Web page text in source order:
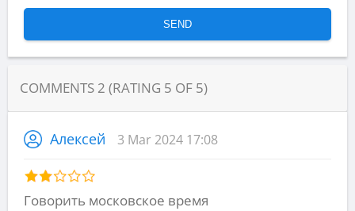
COMMENTS 2 (RATING 5 OF 5)
Алексей 3 Mar 2024 17:08
Говорить московское время